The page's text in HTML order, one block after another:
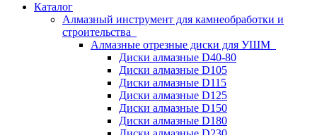
Каталог
Алмазный инструмент для камнеобработки и
строительства
Алмазные отрезные диски для УШМ
Диски алмазные D40-80
Диски алмазные D105
Диски алмазные D115
Диски алмазные D125
Диски алмазные D150
Диски алмазные D180